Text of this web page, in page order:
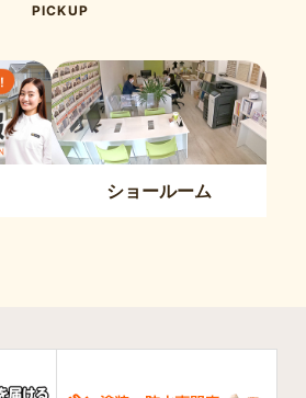
PICKUP
ショールーム